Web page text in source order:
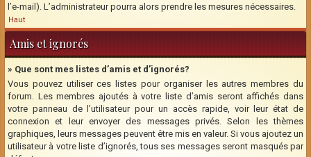
l’e-mail). L’administrateur pourra alors prendre les mesures nécessaires.
Haut
Amis et ignorés
» Que sont mes listes d’amis et d’ignorés?
Vous pouvez utiliser ces listes pour organiser les autres membres du
forum. Les membres ajoutés à votre liste d’amis seront affichés dans
votre panneau de l’utilisateur pour un accès rapide, voir leur état de
connexion et leur envoyer des messages privés. Selon les thèmes
graphiques, leurs messages peuvent être mis en valeur. Si vous ajoutez un
utilisateur à votre liste d’ignorés, tous ses messages seront masqués par